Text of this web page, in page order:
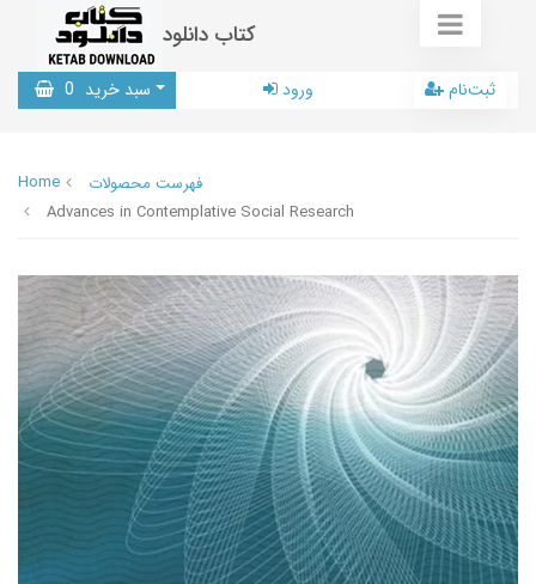
کتاب دانلود
سبد خرید 0 ورود ثبت‌نام
Home
فهرست محصولات
Advances in Contemplative Social Research